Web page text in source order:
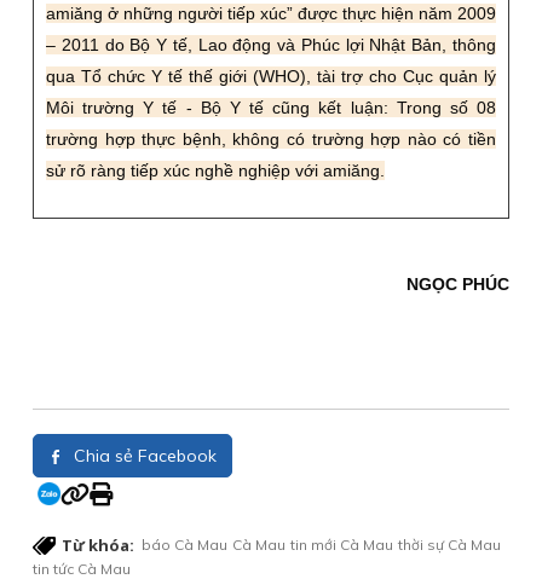
amiăng ở những người tiếp xúc” được thực hiện năm 2009
– 2011 do Bộ Y tế, Lao động và Phúc lợi Nhật Bản, thông
qua Tổ chức Y tế thế giới (WHO), tài trợ cho Cục quản lý
Môi trường Y tế - Bộ Y tế cũng kết luận: Trong số 08
trường hợp thực bệnh, không có trường hợp nào có tiền
sử rõ ràng tiếp xúc nghề nghiệp với amiăng.
NGỌC PHÚC
Chia sẻ Facebook
Từ khóa: báo Cà Mau Cà Mau tin mới Cà Mau thời sự Cà Mau
tin tức Cà Mau